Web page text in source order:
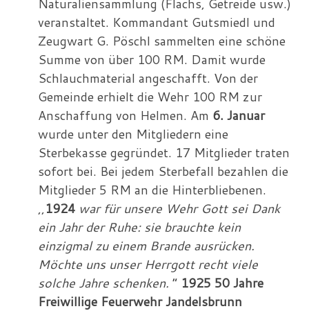
veranstaltet. Kommandant Gutsmiedl und
Zeugwart G. Pöschl sammelten eine schöne
Summe von über 100 RM. Damit wurde
Schlauchmaterial angeschafft. Von der
Gemeinde erhielt die Wehr 100 RM zur
Anschaffung von Helmen. Am 6. Januar
wurde unter den Mitgliedern eine
Sterbekasse gegründet. 17 Mitglieder traten
sofort bei. Bei jedem Sterbefall bezahlen die
Mitglieder 5 RM an die Hinterbliebenen.
,,1924 war für unsere Wehr Gott sei Dank
ein Jahr der Ruhe: sie brauchte kein
einzigmal zu einem Brande ausrücken.
Möchte uns unser Herrgott recht viele
solche Jahre schenken. “ 1925 50 Jahre
Freiwillige Feuerwehr Jandelsbrunn